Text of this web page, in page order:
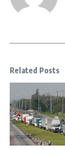
Related Posts